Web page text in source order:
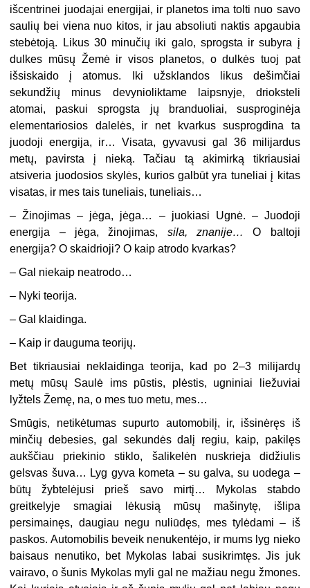
išcentrinei juodajai energijai, ir planetos ima tolti nuo savo
saulių bei viena nuo kitos, ir jau absoliuti naktis apgaubia
stebėtoją. Likus 30 minučių iki galo, sprogsta ir subyra į
dulkes mūsų Žemė ir visos planetos, o dulkės tuoj pat
išsiskaido į atomus. Iki užsklandos likus dešimčiai
sekundžių minus devynioliktame laipsnyje, drioksteli
atomai, paskui sprogsta jų branduoliai, susproginėja
elementariosios dalelės, ir net kvarkus susprogdina ta
juodoji energija, ir… Visata, gyvavusi gal 36 milijardus
metų, pavirsta į nieką. Tačiau tą akimirką tikriausiai
atsiveria juodosios skylės, kurios galbūt yra tuneliai į kitas
visatas, ir mes tais tuneliais, tuneliais…
– Žinojimas – jėga, jėga… – juokiasi Ugnė. – Juodoji
energija – jėga, žinojimas, sila, znanije…
O baltoji
energija? O skaidrioji? O kaip atrodo kvarkas?
– Gal niekaip neatrodo…
– Nyki teorija.
– Gal klaidinga.
– Kaip ir dauguma teorijų.
Bet tikriausiai neklaidinga teorija, kad po 2–3 milijardų
metų mūsų Saulė ims pūstis, plėstis, ugniniai liežuviai
lyžtels Žemę, na, o mes tuo metu, mes…
Smūgis, netikėtumas supurto automobilį, ir, išsinėręs iš
minčių debesies, gal sekundės dalį regiu, kaip, pakilęs
aukščiau priekinio stiklo, šalikelėn nuskrieja didžiulis
gelsvas šuva… Lyg gyva kometa – su galva, su uodega –
būtų žybtelėjusi prieš savo mirtį… Mykolas stabdo
greitkelyje smagiai lėkusią mūsų mašinytę, išlipa
persimainęs, daugiau negu nuliūdęs, mes tylėdami – iš
paskos. Automobilis beveik nenukentėjo, ir mums lyg nieko
baisaus nenutiko, bet Mykolas labai susikrimtęs. Jis juk
vairavo, o šunis Mykolas myli gal ne mažiau negu žmones.